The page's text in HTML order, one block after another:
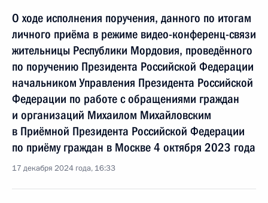
О ходе исполнения поручения, данного по итогам
личного приёма в режиме видео-конференц-связи
жительницы Республики Мордовия, проведённого
по поручению Президента Российской Федерации
начальником Управления Президента Российской
Федерации по работе с обращениями граждан
и организаций Михаилом Михайловским
в Приёмной Президента Российской Федерации
по приёму граждан в Москве 4 октября 2023 года
17 декабря 2024 года, 16:33